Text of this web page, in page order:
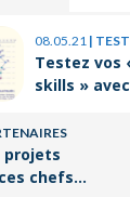
08.05.21 | TEST
Testez vos « soft
skills » avec
projets
chefs